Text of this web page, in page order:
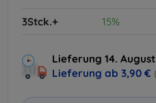
3Stck.+
15%
Lieferung 14.
Lieferung ab 3,90 €